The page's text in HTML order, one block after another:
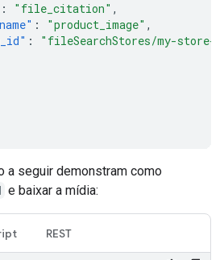
: "file_citation" ,
: "product_image" ,
:
"fileSearchStores/my-store-
a seguir demonstram como
e baixar a mídia:
REST